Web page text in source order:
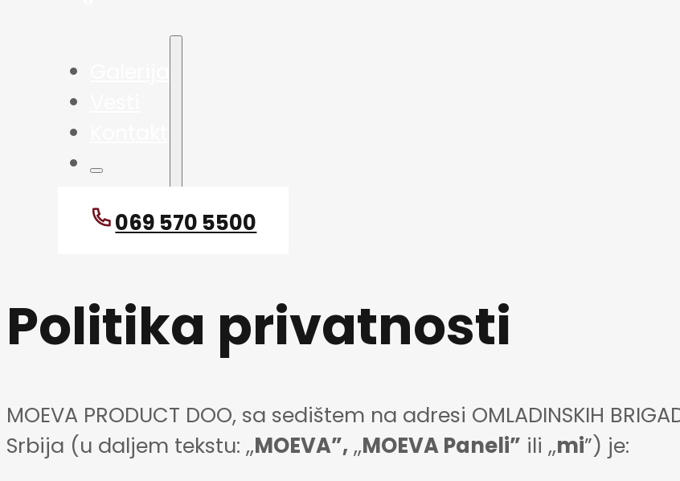
069 570 5500
Politika privatnosti
MOEVA PRODUCT DOO, sa sedištem na adresi OMLADINSKIH
Srbija (u daljem tekstu: ,,MOEVA”, ,,MOEVA Paneli” ili ,,mi”) je: